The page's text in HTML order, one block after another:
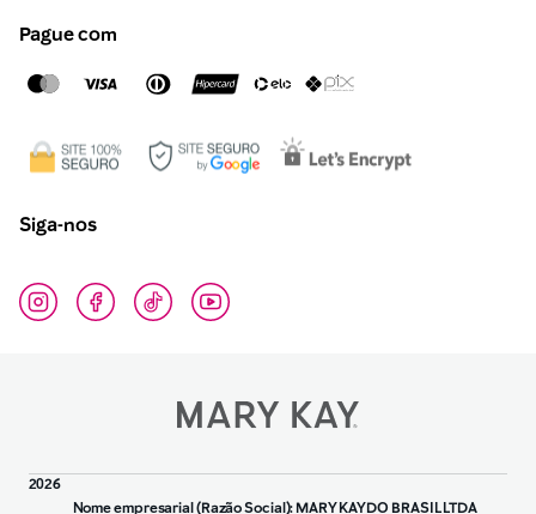
Pague com
Siga-nos
2026
Nome empresarial (Razão Social): MARY KAY DO BRASIL LTDA